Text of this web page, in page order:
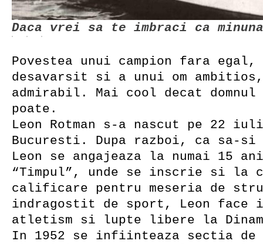
Daca vrei sa te imbraci ca
Povestea unui campion fara
desavarsit si a unui om
admirabil. Mai cool decat domnul
poate.
Leon Rotman s-a nascut pe 22
Bucuresti. Dupa razboi, ca sa-
Leon se angajeaza la numai 15
“Timpul”, unde se inscrie si la
calificare pentru meseria de
indragostit de sport, Leon face
atletism si lupte libere la
In 1952 se infiinteaza sectia de